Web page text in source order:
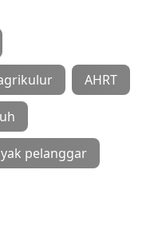
AHRT
pelanggar